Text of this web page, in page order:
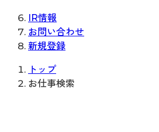
IR情報
お問い合わせ
新規登録
トップ
お仕事検索